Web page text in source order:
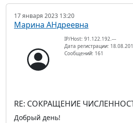
17 января 2023 13:20
Марина АНдреевна
IP/Host: 91.122.192.---
Дата регистрации:
Сообщений: 161
RE: СОКРАЩЕНИЕ
Добрый день!